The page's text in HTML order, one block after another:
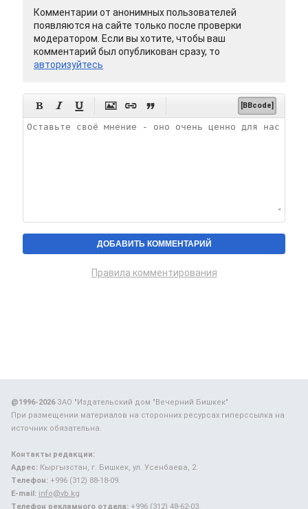
Комментарии от анонимных пользователей
появляются на сайте только после проверки
модератором. Если вы хотите, чтобы ваш
комментарий был опубликован сразу, то
авторизуйтесь
      [BBcode]
Правила комментирования
@1996-2026ЗАО "Издательский дом "Вечерний Бишкек"
При размещении материалов на сторонних ресурсах гиперссылка на
источник обязательна.
Контакты редакции:
Адрес: Кыргызстан, г. Бишкек, ул. Усенбаева, 2.
Телефон: +996 (312) 88-18-09.
E-mail: info@vb.kg
Телефон рекламного отдела: +996 (312) 48-62-03.